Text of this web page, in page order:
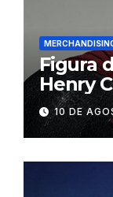
Figura
Henry
de10 DE